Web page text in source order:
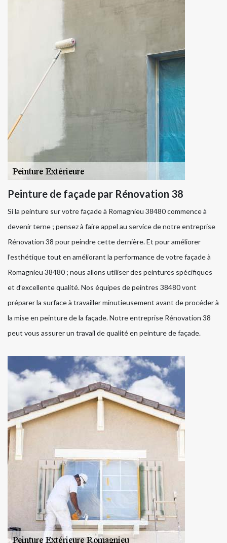
Peinture de façade par Rénovation 38
Si la peinture sur votre façade à Romagnieu 38480 commence à
devenir terne ; pensez à faire appel au service de notre entreprise
Rénovation 38 pour peindre cette dernière. Et pour améliorer
l’esthétique tout en améliorant la performance de votre façade à
Romagnieu 38480 ; nous allons utiliser des peintures spécifiques
et d’excellente qualité. Nos équipes de peintres 38480 vont
préparer la surface à travailler minutieusement avant de procéder à
la mise en peinture de la façade. Notre entreprise Rénovation 38
peut vous assurer un travail de qualité en peinture de façade.